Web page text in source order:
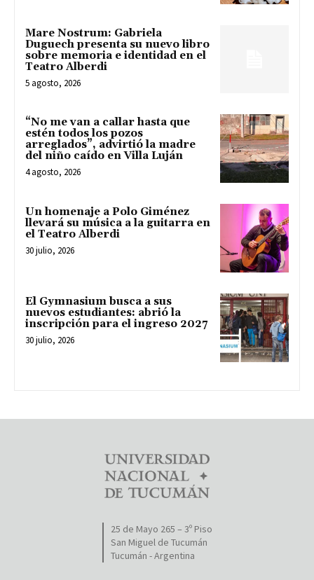
Mare Nostrum: Gabriela
Duguech presenta su nuevo libro
sobre memoria e identidad en el
Teatro Alberdi
5 agosto, 2026
“No me van a callar hasta que
estén todos los pozos
arreglados”, advirtió la madre
del niño caído en Villa Luján
4 agosto, 2026
Un homenaje a Polo Giménez
llevará su música a la guitarra en
el Teatro Alberdi
30 julio, 2026
El Gymnasium busca a sus
nuevos estudiantes: abrió la
inscripción para el ingreso 2027
30 julio, 2026
25 de Mayo 265 – 3º Piso
San Miguel de Tucumán
Tucumán - Argentina